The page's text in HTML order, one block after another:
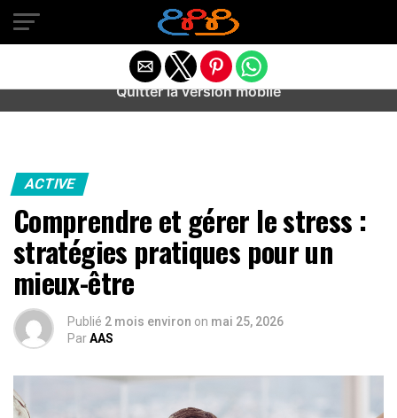
Warning
: preg_match(): Unknown modifier '/' in
/home/u589487443/domains/aideanxietestress.fr/
content/plugins/idev-post-views/includes/class-bots.php
ACTIVE
Comprendre et gérer le stress :
stratégies pratiques pour un
mieux-être
Publié 2 mois environ on mai 25, 2026
ParAAS
Quitter la version mobile